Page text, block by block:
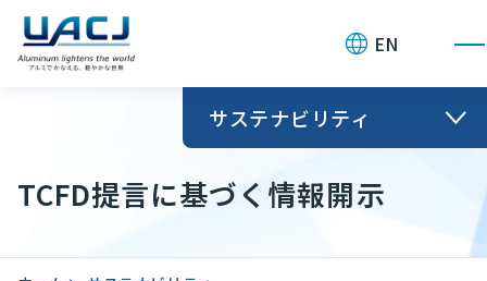
EN
サステナビリティ
TCFD提言に基づく情報開示